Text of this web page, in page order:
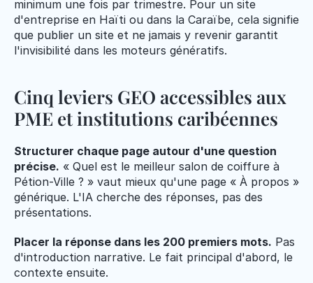
minimum une fois par trimestre. Pour un site
d'entreprise en Haïti ou dans la Caraïbe, cela signifie
que publier un site et ne jamais y revenir garantit
l'invisibilité dans les moteurs génératifs.
Cinq leviers GEO accessibles aux
PME et institutions caribéennes
Structurer chaque page autour d'une question
précise. « Quel est le meilleur salon de coiffure à
Pétion-Ville ? » vaut mieux qu'une page « À propos »
générique. L'IA cherche des réponses, pas des
présentations.
Placer la réponse dans les 200 premiers mots. Pas
d'introduction narrative. Le fait principal d'abord, le
contexte ensuite.